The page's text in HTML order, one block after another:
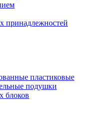
принадлежностей
пластиковые
подушки
блоков